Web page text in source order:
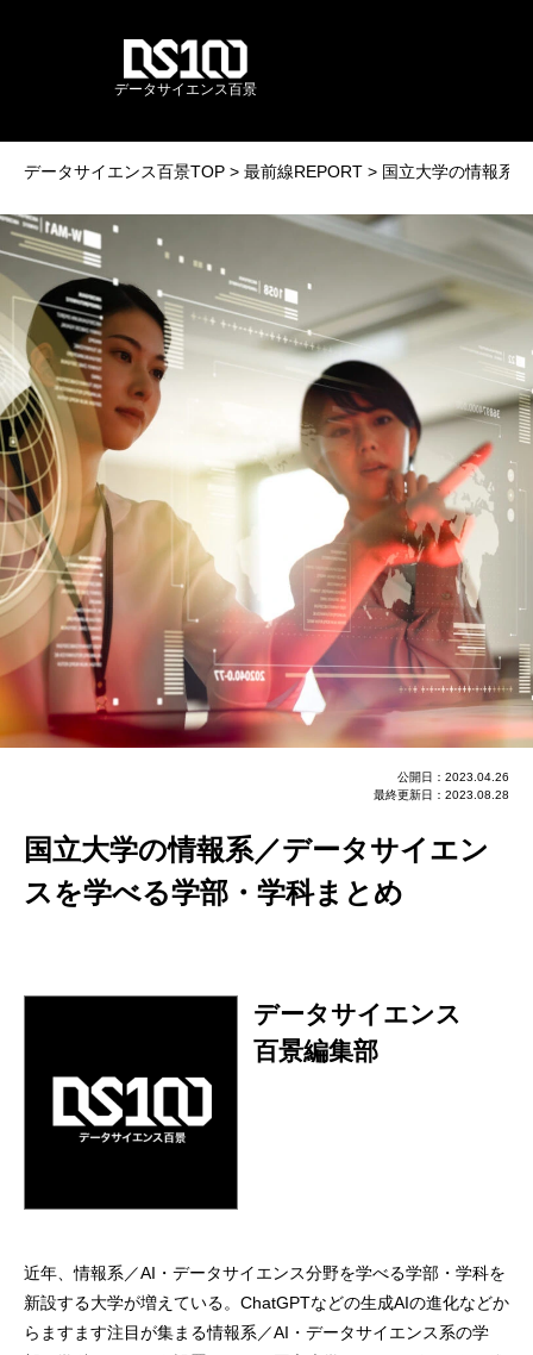
データサイエンス百景
データサイエンス百景TOP 最前線REPORT 国立大学の情報系
公開日：2023.04.26
最終更新日：2023.08.28
国立大学の情報系／データサイエン
スを学べる学部・学科まとめ
データサイエンス
百景編集部
近年、情報系／AI・データサイエンス分野を学べる学部・学科を
新設する大学が増えている。ChatGPTなどの生成AIの進化などか
らますます注目が集まる情報系／AI・データサイエンス系の学